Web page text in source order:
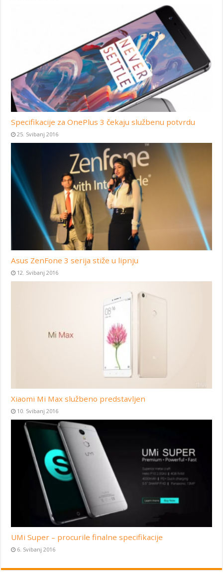
Specifikacije za OnePlus 3 čekaju službenu potvrdu
25. Svibanj 2016
Asus ZenFone 3 serija stiže u lipnju
12. Svibanj 2016
Xiaomi Mi Max službeno predstavljen
10. Svibanj 2016
UMi Super – procurile finalne specifikacije
6. Svibanj 2016